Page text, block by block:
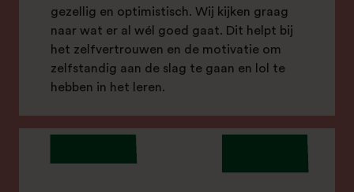
gezellig en optimistisch. Wij kijken graag
naar wat er al wél goed gaat. Dit helpt bij
het zelfvertrouwen en de motivatie om
zelfstandig aan de slag te gaan en lol te
hebben in het leren.